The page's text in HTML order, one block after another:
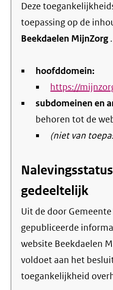
Deze
toepassing op de
Beekdaelen MijnZorg .
hoofddomein:
https://
subdomeinen en
behoren tot de
(niet van
gedeeltelijk
Uit de door Gemeente Beekdaelen
gepubliceerde
website Beekdaelen
voldoet aan het
toegankelijkheid